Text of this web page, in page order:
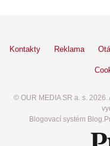
Kontakty Reklama
© OUR MEDIA SR a. s.
Blogovací systém